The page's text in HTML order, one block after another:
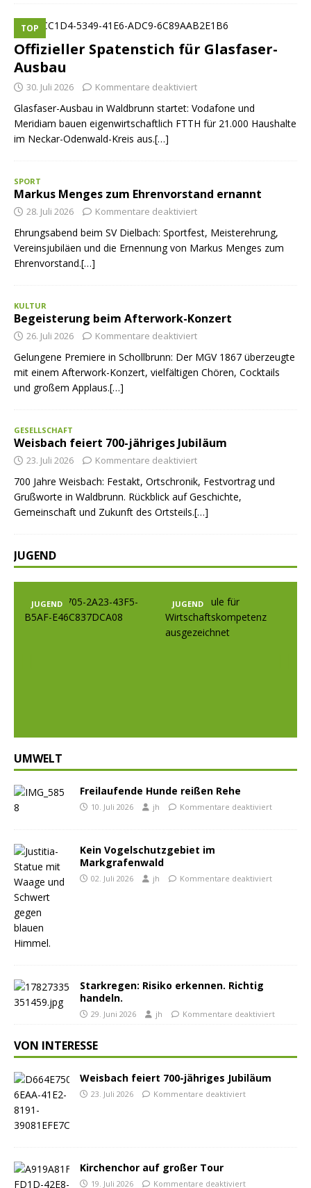
Offizieller Spatenstich für Glasfaser-
Ausbau
TOP
30. Juli 2026 Kommentare deaktiviert
Glasfaser-Ausbau in Waldbrunn startet: Vodafone und
Meridiam bauen eigenwirtschaftlich FTTH für 21.000 Haushalte
im Neckar-Odenwald-Kreis aus.[…]
SPORT
Markus Menges zum Ehrenvorstand ernannt
28. Juli 2026 Kommentare deaktiviert
Ehrungsabend beim SV Dielbach: Sportfest, Meisterehrung,
Vereinsjubiläen und die Ernennung von Markus Menges zum
Ehrenvorstand.[…]
KULTUR
Begeisterung beim Afterwork-Konzert
26. Juli 2026 Kommentare deaktiviert
Gelungene Premiere in Schollbrunn: Der MGV 1867 überzeugte
mit einem Afterwork-Konzert, vielfältigen Chören, Cocktails
und großem Applaus.[…]
GESELLSCHAFT
Weisbach feiert 700-jähriges Jubiläum
23. Juli 2026 Kommentare deaktiviert
700 Jahre Weisbach: Festakt, Ortschronik, Festvortrag und
Grußworte in Waldbrunn. Rückblick auf Geschichte,
Gemeinschaft und Zukunft des Ortsteils.[…]
JUGEND
JUGEND JUGEND
UMWELT
Freilaufende Hunde reißen Rehe
10. Juli 2026 jh Kommentare deaktiviert
Kein Vogelschutzgebiet im
Markgrafenwald
02. Juli 2026 jh Kommentare deaktiviert
Starkregen: Risiko erkennen. Richtig
handeln.
29. Juni 2026 jh Kommentare deaktiviert
VON INTERESSE
Weisbach feiert 700-jähriges Jubiläum
23. Juli 2026 Kommentare deaktiviert
Kirchenchor auf großer Tour
19. Juli 2026 Kommentare deaktiviert